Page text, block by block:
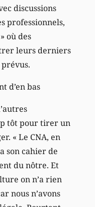
discussions
professionnels,
où des
leurs derniers
d’en bas
tôt pour tirer un
« Le CNA, en
son cahier de
du nôtre. Et
on n’a rien
nous n’avons